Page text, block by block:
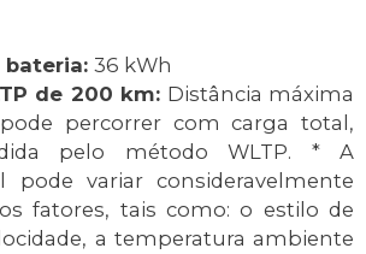
bateria: 36 kWh
de 200 km: Distância máxima
percorrer com carga total,
pelo método WLTP. * A
pode variar consideravelmente
fatores, tais como: o estilo de
a temperatura ambiente